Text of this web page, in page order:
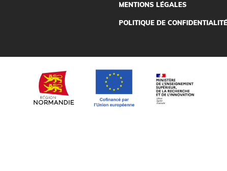
MENTIONS LÉGALES
POLITIQUE DE